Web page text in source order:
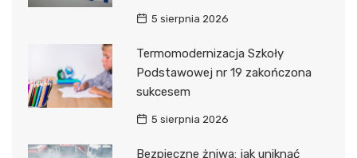
5 sierpnia 2026
Termomodernizacja Szkoły
Podstawowej nr 19 zakończona
sukcesem
5 sierpnia 2026
Bezpieczne żniwa: jak uniknąć